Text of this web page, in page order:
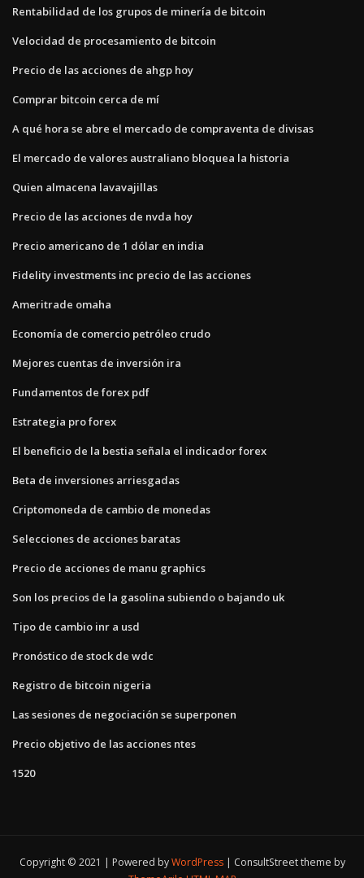
Rentabilidad de los grupos de minería de bitcoin
Velocidad de procesamiento de bitcoin
Precio de las acciones de ahgp hoy
Comprar bitcoin cerca de mí
A qué hora se abre el mercado de compraventa de divisas
El mercado de valores australiano bloquea la historia
Quien almacena lavavajillas
Precio de las acciones de nvda hoy
Precio americano de 1 dólar en india
Fidelity investments inc precio de las acciones
Ameritrade omaha
Economía de comercio petróleo crudo
Mejores cuentas de inversión ira
Fundamentos de forex pdf
Estrategia pro forex
El beneficio de la bestia señala el indicador forex
Beta de inversiones arriesgadas
Criptomoneda de cambio de monedas
Selecciones de acciones baratas
Precio de acciones de manu graphics
Son los precios de la gasolina subiendo o bajando uk
Tipo de cambio inr a usd
Pronóstico de stock de wdc
Registro de bitcoin nigeria
Las sesiones de negociación se superponen
Precio objetivo de las acciones ntes
1520
Copyright © 2021 | Powered byWordPress
ConsultStreet theme by